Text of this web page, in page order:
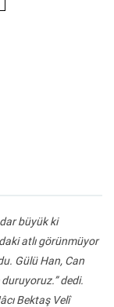
Bilim
büyük ki
atlı görünmüyor
Gülü Han, Can
dedi.
Bektaş Velî